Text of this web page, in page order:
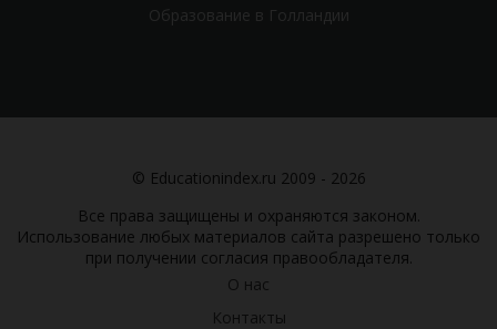
Образование в Голландии
© Educationindex.ru 2009 - 2026
Все права защищены и охраняются законом.
Использование любых материалов сайта разрешено только
при получении согласия правообладателя.
О нас
Контакты